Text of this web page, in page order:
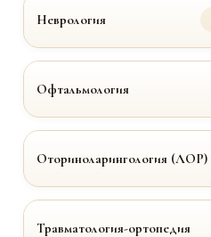
Неврология
Офтальмология
Оториноларингология (ЛОР)
Травматология-ортопедия